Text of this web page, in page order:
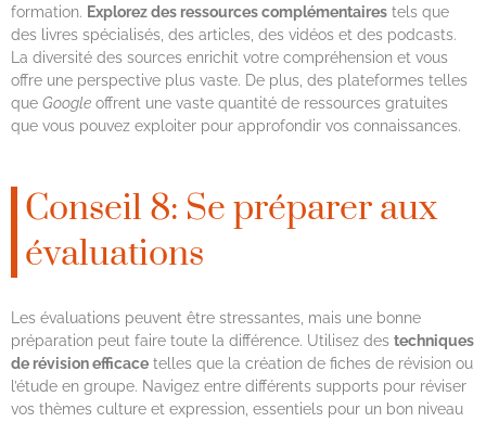
formation. Explorez des ressources complémentaires tels que
des livres spécialisés, des articles, des vidéos et des podcasts.
La diversité des sources enrichit votre compréhension et vous
offre une perspective plus vaste. De plus, des plateformes telles
que Google offrent une vaste quantité de ressources gratuites
que vous pouvez exploiter pour approfondir vos connaissances.
Conseil 8: Se préparer aux
évaluations
Les évaluations peuvent être stressantes, mais une bonne
préparation peut faire toute la différence. Utilisez des techniques
de révision efficace telles que la création de fiches de révision ou
l’étude en groupe. Navigez entre différents supports pour réviser
vos thèmes culture et expression, essentiels pour un bon niveau